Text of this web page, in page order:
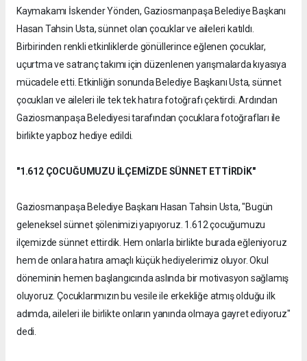
Kaymakamı İskender Yönden, Gaziosmanpaşa Belediye Başkanı
Hasan Tahsin Usta, sünnet olan çocuklar ve aileleri katıldı.
Birbirinden renkli etkinliklerde gönüllerince eğlenen çocuklar,
uçurtma ve satranç takımı için düzenlenen yarışmalarda kıyasıya
mücadele etti. Etkinliğin sonunda Belediye Başkanı Usta, sünnet
çocukları ve aileleri ile tek tek hatıra fotoğrafı çektirdi. Ardından
Gaziosmanpaşa Belediyesi tarafından çocuklara fotoğrafları ile
birlikte yapboz hediye edildi.
"1.612 ÇOCUĞUMUZU İLÇEMİZDE SÜNNET ETTİRDİK"
Gaziosmanpaşa Belediye Başkanı Hasan Tahsin Usta, "Bugün
geleneksel sünnet şölenimizi yapıyoruz. 1.612 çocuğumuzu
ilçemizde sünnet ettirdik. Hem onlarla birlikte burada eğleniyoruz
hem de onlara hatıra amaçlı küçük hediyelerimiz oluyor. Okul
döneminin hemen başlangıcında aslında bir motivasyon sağlamış
oluyoruz. Çocuklarımızın bu vesile ile erkekliğe atmış olduğu ilk
adımda, aileleri ile birlikte onların yanında olmaya gayret ediyoruz"
dedi.